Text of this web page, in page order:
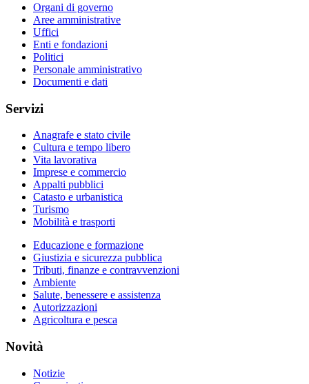
Organi di governo
Aree amministrative
Uffici
Enti e fondazioni
Politici
Personale amministrativo
Documenti e dati
Servizi
Anagrafe e stato civile
Cultura e tempo libero
Vita lavorativa
Imprese e commercio
Appalti pubblici
Catasto e urbanistica
Turismo
Mobilità e trasporti
Educazione e formazione
Giustizia e sicurezza pubblica
Tributi, finanze e contravvenzioni
Ambiente
Salute, benessere e assistenza
Autorizzazioni
Agricoltura e pesca
Novità
Notizie